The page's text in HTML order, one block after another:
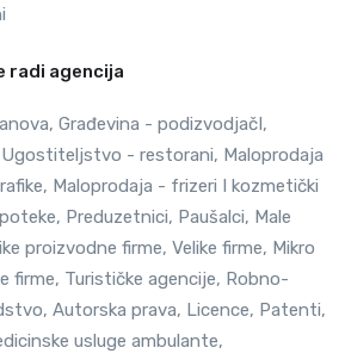
radi agencija
Građevina - podizvodjačI,
Ugostiteljstvo - restorani, Maloprodaja
Maloprodaja - frizeri I kozmetički
Preduzetnici, Paušalci, Male
proizvodne firme, Velike firme, Mikro
firme, Turističke agencije, Robno-
Autorska prava, Licence, Patenti,
usluge ambulante,